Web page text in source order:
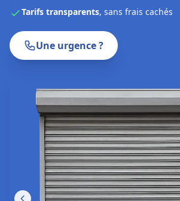
Tarifs transparents, sans frais cachés
Une urgence ?